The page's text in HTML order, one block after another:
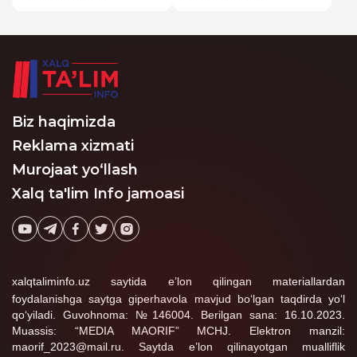
4
Navruzoff
13:31:20 / 26.03.2025
Javob
GULNOZA
12:37:06 / 26.03.2025
XIBDO'larni oylik maoshichi
Azamat Razzoqov
17:17:34 / 05.05.2025
GULNOZA :
Maktabda ta'lim sifatini, o'quvchilari
limit belgilanmagan.
Biz haqimizda
Reklama xizmati
Murojaat yo‘llash
Xalq ta'lim Info jamoasi
xalqtaliminfo.uz saytida e’lon qilingan materiallardan
foydalanishga saytga giperhavola mavjud bo‘lgan taqdirda yo‘l
qo‘yiladi. Guvohnoma: №146004. Berilgan sana: 16.10.2023.
Muassis: “MEDIA MAORIF” MCHJ. Elektron manzil:
maorif_2023@mail.ru. Saytda e’lon qilinayotgan mualliflik